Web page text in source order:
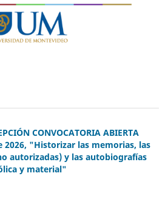
CONVOCATORIA ABIERTA
2026, "Historizar las memorias, las
autorizadas) y las autobiografías
y material"